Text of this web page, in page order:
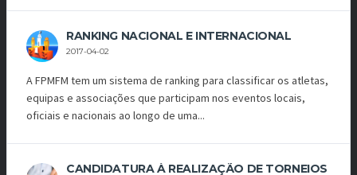
RANKING NACIONAL E INTERNACIONAL
2017-04-02
A FPMFM tem um sistema de ranking para classificar os atletas,
equipas e associações que participam nos eventos locais,
oficiais e nacionais ao longo de uma...
CANDIDATURA À REALIZAÇÃO DE TORNEIOS